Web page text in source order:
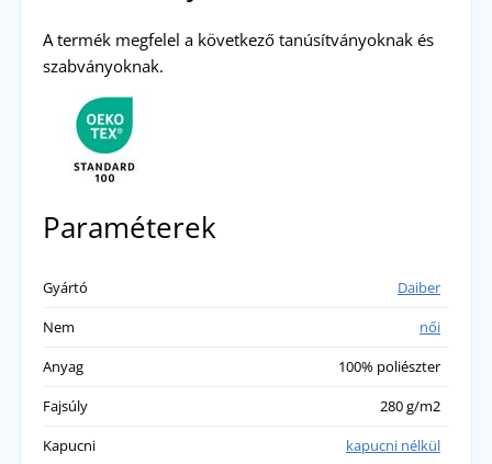
A termék megfelel a következő tanúsítványoknak és
szabványoknak.
Paraméterek
Gyártó
Daiber
Nem
női
Anyag
100% poliészter
Fajsúly
280 g/m2
Kapucni
kapucni nélkül